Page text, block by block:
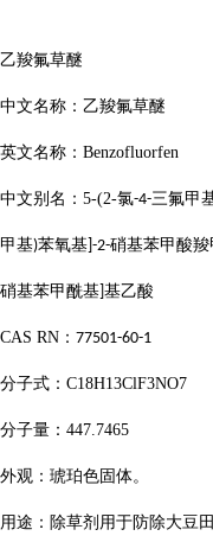
乙羧氟草醚
中文名称：乙羧氟草醚
英文名称： Benzofluorfen
中文别名： 5-(2-氯-4-三氟甲
甲基)苯氧基 ]-2-硝基苯甲酸
硝基苯甲酰基 基乙酸
CAS RN ： 77501-60-1
分子式： C18H13ClF3NO7
分子量： 447.7465
外观：琥珀色固体。
用途：除草剂用于防除大豆